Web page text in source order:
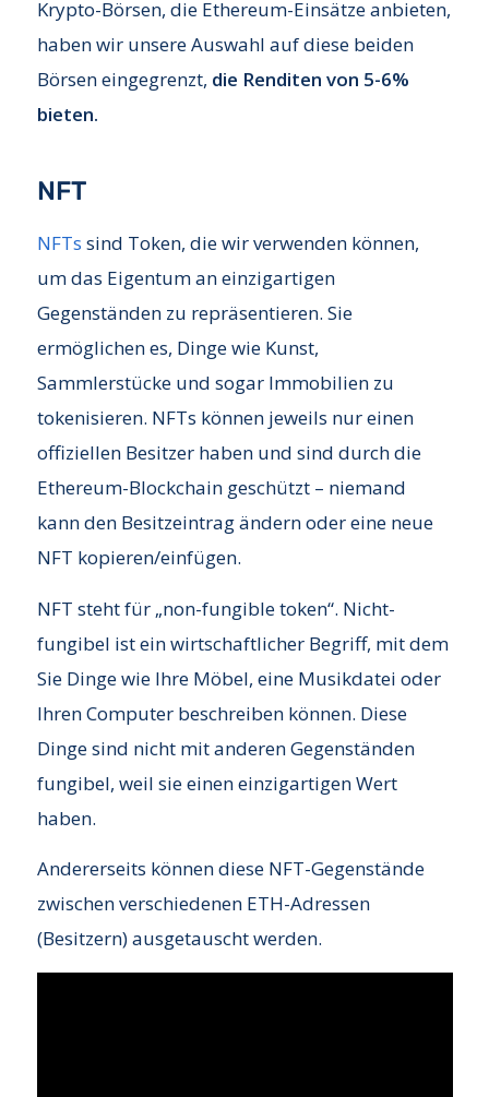
Krypto-Börsen, die Ethereum-Einsätze anbieten,
haben wir unsere Auswahl auf diese beiden
Börsen eingegrenzt, die Renditen von 5-6%
bieten.
NFT
NFTs sind Token, die wir verwenden können,
um das Eigentum an einzigartigen
Gegenständen zu repräsentieren. Sie
ermöglichen es, Dinge wie Kunst,
Sammlerstücke und sogar Immobilien zu
tokenisieren. NFTs können jeweils nur einen
offiziellen Besitzer haben und sind durch die
Ethereum-Blockchain geschützt – niemand
kann den Besitzeintrag ändern oder eine neue
NFT kopieren/einfügen.
NFT steht für „non-fungible token“. Nicht-
fungibel ist ein wirtschaftlicher Begriff, mit dem
Sie Dinge wie Ihre Möbel, eine Musikdatei oder
Ihren Computer beschreiben können. Diese
Dinge sind nicht mit anderen Gegenständen
fungibel, weil sie einen einzigartigen Wert
haben.
Andererseits können diese NFT-Gegenstände
zwischen verschiedenen ETH-Adressen
(Besitzern) ausgetauscht werden.